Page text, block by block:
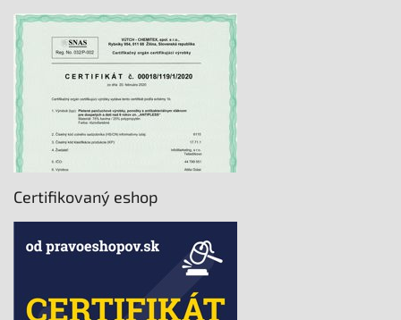
Certifikovaný eshop